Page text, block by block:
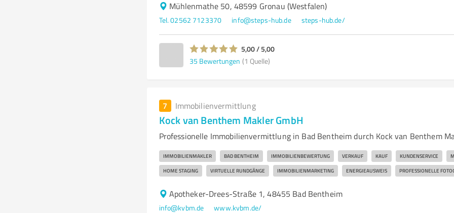
Mühlenmathe 50, 48599 Gronau (Westfalen)
Tel. 02562 7123370 info@steps-hub.de steps-hub.de/
5,00 / 5,00
35 Bewertungen (1 Quelle)
7 Immobilienvermittlung
Kock van Benthem Makler GmbH
Professionelle Immobilienvermittlung in Bad Bentheim durch Kock van Benthem
IMMOBILIENMAKLER BAD BENTHEIM IMMOBILIENBEWERTUNG VERKAUF KAUF KUNDENSERVICE
HOME STAGING VIRTUELLE RUNDGÄNGE IMMOBILIENMARKETING ENERGIEAUSWEIS PROFESSIONELLE
Apotheker-Drees-Straße 1, 48455 Bad Bentheim
info@kvbm.de www.kvbm.de/